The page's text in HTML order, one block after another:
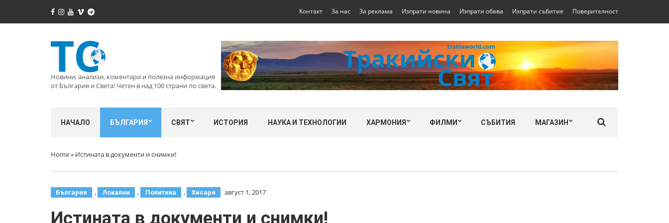
Контакт За нас За реклама Изпрати новина Изпрати обява Изпрати събитие Поверителност
Новини, анализи, коментари и полезна информация
от България и Света! Четен в над 100 страни по света.
НАЧАЛО БЪЛГАРИЯ СВЯТ ИСТОРИЯ НАУКА И ТЕХНОЛОГИИ ХАРМОНИЯ ФИЛМИ СЪБИТИЯ МАГАЗИН
Home» Истината в документи и снимки!
България , Локални , Политика , Хисаря август 1, 2017
Истината в документи и снимки!